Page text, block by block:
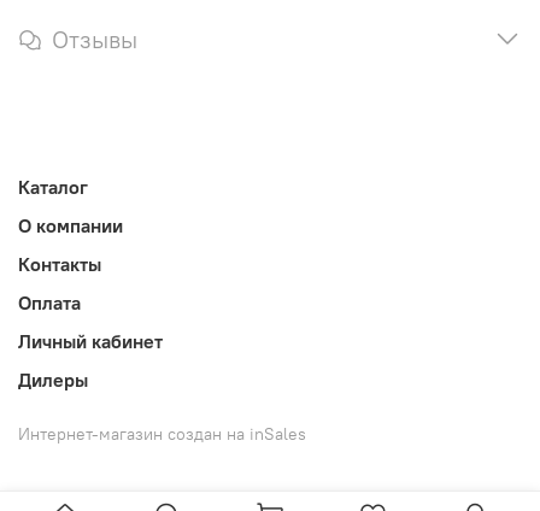
Отзывы
Каталог
О компании
Контакты
Оплата
Личный кабинет
Дилеры
Интернет-магазин создан на inSales